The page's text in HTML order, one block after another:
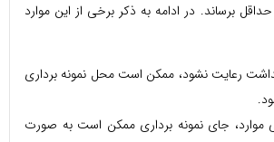
برساند. در ادامه به ذکر برخی از این موارد
رعایت نشود، ممکن است محل نمونه برداری
موارد، جای نمونه برداری ممکن است به صورت